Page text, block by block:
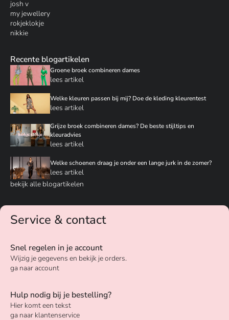
josh v
my jewellery
rokjeklokje
nikkie
Recente blogartikelen
Groene broek combineren dames
lees artikel
Welke kleuren passen bij mij? Doe de kleding kleurentest
lees artikel
Grijze broek combineren dames? De beste stijltips en
kleuradvies
lees artikel
Welke schoenen draag je onder een lange jurk in de zomer?
lees artikel
bekijk alle blogartikelen
Service & contact
Snel regelen in je account
Wijzig je gegevens en bekijk je orders.
ga naar account
Hulp nodig bij je bestelling?
Hier komt een tekst
ga naar klantenservice